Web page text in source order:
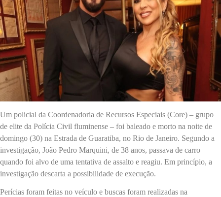
Um policial da Coordenadoria de Recursos Especiais (Core) – grupo
de elite da Polícia Civil fluminense – foi baleado e morto na noite de
domingo (30) na Estrada de Guaratiba, no Rio de Janeiro. Segundo a
investigação, João Pedro Marquini, de 38 anos, passava de carro
quando foi alvo de uma tentativa de assalto e reagiu. Em princípio, a
investigação descarta a possibilidade de execução.
Perícias foram feitas no veículo e buscas foram realizadas na